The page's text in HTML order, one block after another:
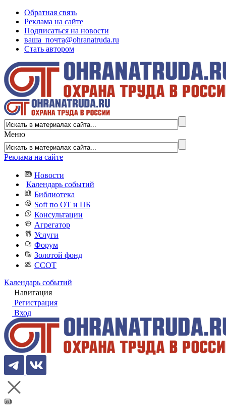
Обратная связь
Реклама на сайте
Подписаться на новости
ваша_почта@ohranatruda.ru
Стать автором
Меню
Реклама на сайте
Новости
Календарь событий
Библиотека
Soft по ОТ и ПБ
Консультации
Агрегатор
Услуги
Форум
Золотой фонд
ССОТ
Календарь событий
Навигация
Регистрация
Вход